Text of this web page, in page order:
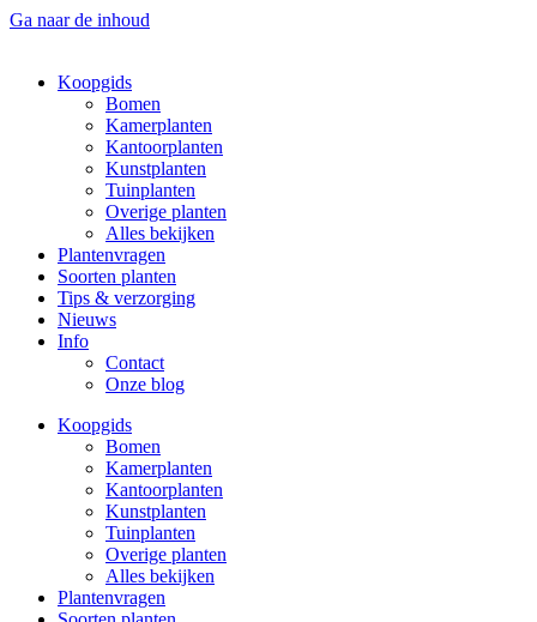
Ga naar de inhoud
Koopgids
Bomen
Kamerplanten
Kantoorplanten
Kunstplanten
Tuinplanten
Overige planten
Alles bekijken
Plantenvragen
Soorten planten
Tips & verzorging
Nieuws
Info
Contact
Onze blog
Koopgids
Bomen
Kamerplanten
Kantoorplanten
Kunstplanten
Tuinplanten
Overige planten
Alles bekijken
Plantenvragen